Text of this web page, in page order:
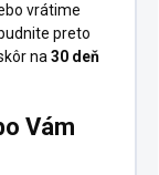
vrátime
preto
na 30 deň
Vám